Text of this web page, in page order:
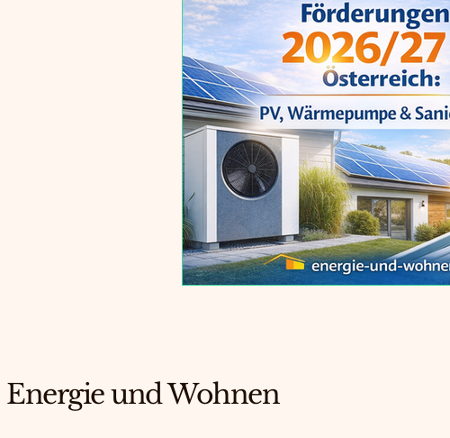
Energie und Wohnen